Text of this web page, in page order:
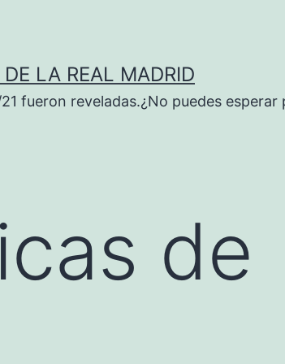
LA REAL MADRID
fueron reveladas.¿No puedes esperar
de